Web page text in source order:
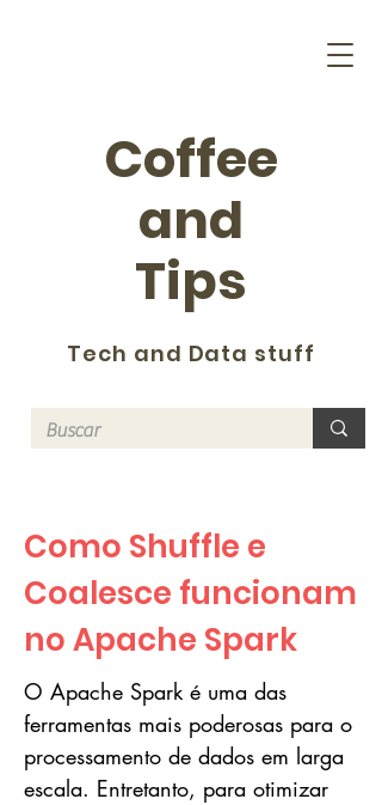
Coffee
and
Tips
Tech and Data stuff
Como Shuffle e
Coalesce funcionam
no Apache Spark
O Apache Spark é uma das
ferramentas mais poderosas para o
processamento de dados em larga
escala. Entretanto, para otimizar